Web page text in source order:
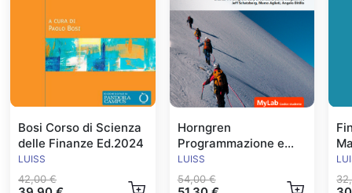
Bosi Corso di Scienza
delle Finanze Ed.2024
LUISS
42,00 €
Horngren
Programmazione e
Controllo Ed.2024
LUISS
54,00 €